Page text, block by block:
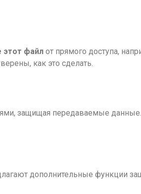
этот файл от прямого доступа,
как это сделать.
защищая передаваемые
дополнительные функции